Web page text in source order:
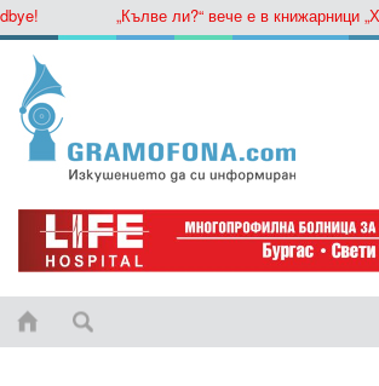
„Кълве ли?“ вече е в книжарници